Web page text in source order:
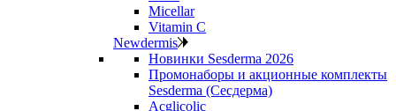
Micellar
Vitamin C
Newdermis
Новинки Sesderma 2026
Промонаборы и акционные комплекты
Sesderma (Сесдерма)
Acglicolic